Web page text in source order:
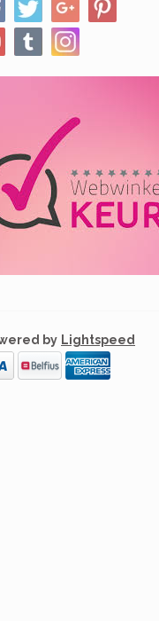
by Lightspeed